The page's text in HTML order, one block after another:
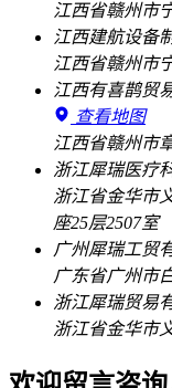
江西省赣州市
江西建航设备
江西省赣州市
江西有喜鹊贸
查看地图
江西省赣州市
浙江犀瑞医疗
浙江省金华市
座25层2507室
广州犀瑞工贸
广东省广州市
浙江犀瑞贸易
浙江省金华市